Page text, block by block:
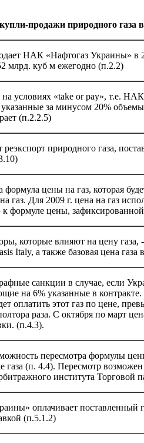
продажи природного газа в
НАК «Нафтогаз Украины» в
млрд. куб м ежегодно (п.2.2)
условиях «take or pay», т.е.
указанные за минусом 20%
(п.2.2.5)
реэкспорт природного газа,
формула цены на газ, которая
газ. Для 2009 г. цена на газ
формуле цены, зафиксированной
которые влияют на цену газа, -
Italy, а также базовая цена
санкции в случае, если
на 6% указанные в контракте.
оплатить этот газ по цене,
раза. С октября по март
(п.4.3).
пересмотра формулы
газа (п. 4.4). Пересмотр
института Торговой
оплачивает поставленный
(п.5.1.2)